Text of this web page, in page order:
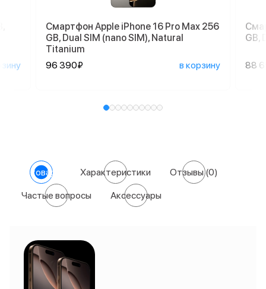
Смартфон Apple iPhone 16 Pro Max 256
GB, Dual SIM (nano SIM), Natural
Titanium
96 390₽
в корзину
GB,
88
О товаре Характеристики Отзывы(0)
Частые вопросы Аксессуары